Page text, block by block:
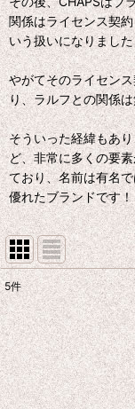
関係はライセンス契
いう扱いになりまし
やがてそのライセン
り、ラルフとの関係
そういった経緯もあ
ど、非常に多くの要
ており、名前は有名
優れたブランドです！
表示数:
並び順:
5件